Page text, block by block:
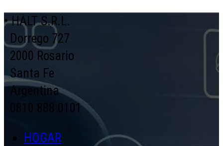
• HALT S.R.L.
Dorrego 727
2000 Rosario
Santa Fe
Argentina
0810 888 0101
HOGAR